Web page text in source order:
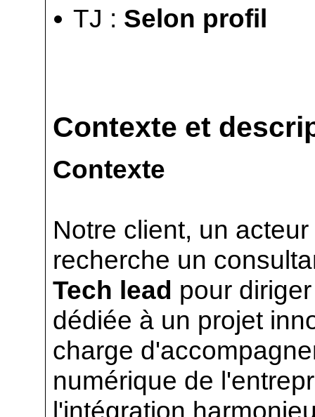
TJ : Selon profil
Contexte et
Contexte
Notre client, un
recherche un
Tech lead pour
dédiée à un projet
charge
numérique de
l'intégration